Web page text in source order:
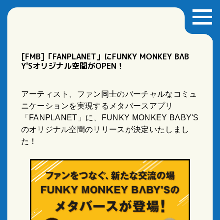
[FMB]「FANPLANET」にFUNKY MONKEY BΛB
Y'Sオリジナル空間がOPEN！
アーティスト、ファン同士のバーチャルなコミュ
ニケーションを実現するメタバースアプリ
「FANPLANET」に、FUNKY MONKEY BΛBY'S
のオリジナル空間のリリースが決定いたしまし
た！